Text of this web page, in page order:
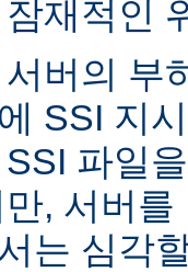
재적인
버의 부
SSI 지
파일
, 서버
는 심각